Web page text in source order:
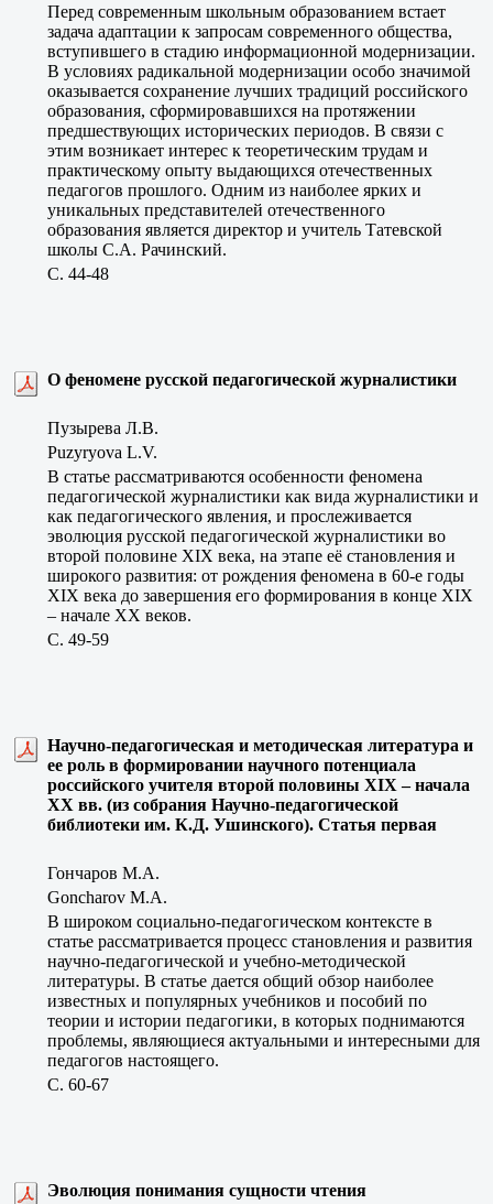
Перед современным школьным образованием встает
задача адаптации к запросам современного общества,
вступившего в стадию информационной модернизации.
В условиях радикальной модернизации особо значимой
оказывается сохранение лучших традиций российского
образования, сформировавшихся на протяжении
предшествующих исторических периодов. В связи с
этим возникает интерес к теоретическим трудам и
практическому опыту выдающихся отечественных
педагогов прошлого. Одним из наиболее ярких и
уникальных представителей отечественного
образования является директор и учитель Татевской
школы С.А. Рачинский.
C. 44-48
О феномене русской педагогической журналистики
Пузырева Л.В.
Puzyryova L.V.
В статье рассматриваются особенности феномена
педагогической журналистики как вида журналистики и
как педагогического явления, и прослеживается
эволюция русской педагогической журналистики во
второй половине XIX века, на этапе её становления и
широкого развития: от рождения феномена в 60-е годы
XIX века до завершения его формирования в конце XIX
– начале ХХ веков.
C. 49-59
Научно-педагогическая и методическая литература и
ее роль в формировании научного потенциала
российского учителя второй половины XIX – начала
XX вв. (из собрания Научно-педагогической
библиотеки им. К.Д. Ушинского). Статья первая
Гончаров М.А.
Goncharov M.A.
В широком социально-педагогическом контексте в
статье рассматривается процесс становления и развития
научно-педагогической и учебно-методической
литературы. В статье дается общий обзор наиболее
известных и популярных учебников и пособий по
теории и истории педагогики, в которых поднимаются
проблемы, являющиеся актуальными и интересными для
педагогов настоящего.
C. 60-67
Эволюция понимания сущности чтения